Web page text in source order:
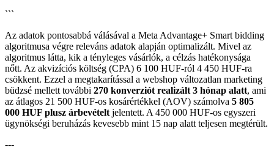
```
Az adatok pontosabbá válásával a Meta Advantage+ Smart bidding
algoritmusa végre releváns adatok alapján optimalizált. Mivel az
algoritmus látta, kik a tényleges vásárlók, a célzás hatékonysága
nőtt. Az akvizíciós költség (CPA) 6 100 HUF-ról 4 450 HUF-ra
csökkent. Ezzel a megtakarítással a webshop változatlan marketing
büdzsé mellett további 270 konverziót realizált 3 hónap alatt, ami
az átlagos 21 500 HUF-os kosárértékkel (AOV) számolva 5 805
000 HUF plusz árbevételt jelentett. A 450 000 HUF-os egyszeri
ügynökségi beruházás kevesebb mint 15 nap alatt teljesen megtérült.
---